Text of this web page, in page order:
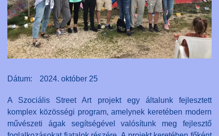
Dátum: 2024. október 25
A Szociális Street Art projekt egy általunk fejlesztett
komplex közösségi program, amelynek keretében modern
művészeti ágak segítségével valósítunk meg fejlesztő